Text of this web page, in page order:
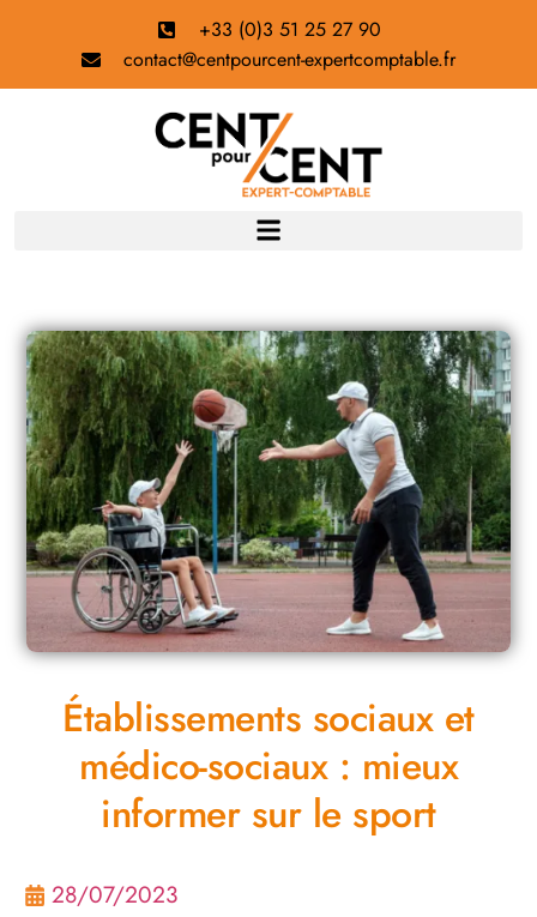
+33 (0)3 51 25 27 90
contact@centpourcent-expertcomptable.fr
Établissements sociaux et
médico-sociaux : mieux
informer sur le sport
28/07/2023